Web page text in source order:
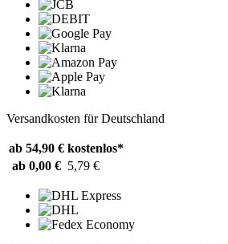
Versandkosten für Deutschland
ab 54,90 € kostenlos*
ab 0,00 € 5,79 €